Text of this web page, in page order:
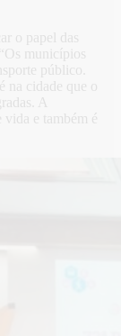
o papel das
municípios
público.
na cidade que o
A
vida e também é